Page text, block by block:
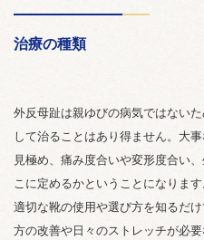
治療の種類
外反母趾は親ゆびの病気ではない
して治ることはあり得ません。大
見極め、痛み度合いや変形度合い
こに定めるかということになります
適切な靴の使用や選び方を知るだ
方の改善や日々のストレッチが必要